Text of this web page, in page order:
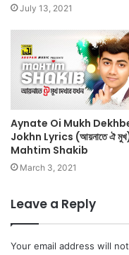
July 13, 2021
Aynate Oi Mukh
Jokhn Lyrics (আয়নাতে ঐ
Mahtim Shakib
March 3, 2021
Leave a Reply
Your email address will